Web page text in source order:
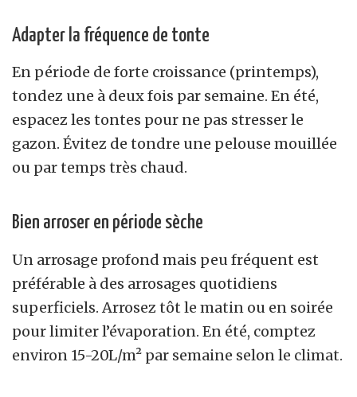
Adapter la fréquence de tonte
En période de forte croissance (printemps),
tondez une à deux fois par semaine. En été,
espacez les tontes pour ne pas stresser le
gazon. Évitez de tondre une pelouse mouillée
ou par temps très chaud.
Bien arroser en période sèche
Un arrosage profond mais peu fréquent est
préférable à des arrosages quotidiens
superficiels. Arrosez tôt le matin ou en soirée
pour limiter l’évaporation. En été, comptez
environ 15-20L/m² par semaine selon le climat.